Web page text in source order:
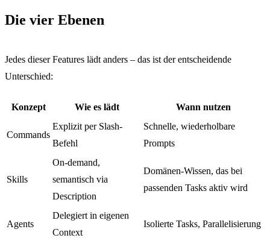
Die vier Ebenen
Jedes dieser Features lädt anders – das ist der entscheidende
Unterschied:
Konzept Wie es lädt Wann nutzen
Commands
Explizit per Slash-
Befehl
Schnelle, wiederholbare
Prompts
Skills
On-demand,
semantisch via
Description
Domänen-Wissen, das bei
passenden Tasks aktiv wird
Agents
Delegiert in eigenen
Context
Isolierte Tasks, Parallelisierung